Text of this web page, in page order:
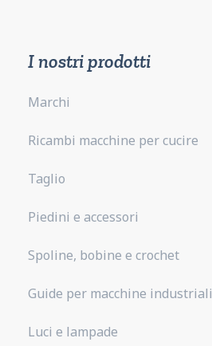
I nostri prodotti
Marchi
Ricambi macchine per cucire
Taglio
Piedini e accessori
Spoline, bobine e crochet
Guide per macchine industriali
Luci e lampade